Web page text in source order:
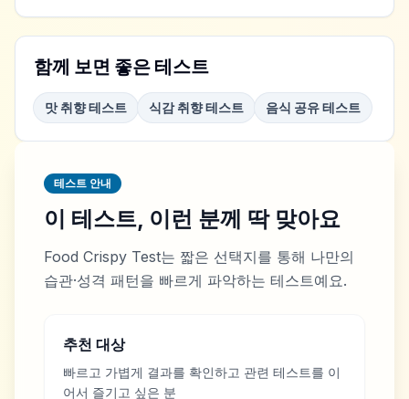
함께 보면 좋은 테스트
맛 취향 테스트 식감 취향 테스트 음식 공유 테스트
테스트 안내
이 테스트, 이런 분께 딱 맞아요
Food Crispy Test는 짧은 선택지를 통해 나만의
습관·성격 패턴을 빠르게 파악하는 테스트예요.
추천 대상
빠르고 가볍게 결과를 확인하고 관련 테스트를 이
어서 즐기고 싶은 분